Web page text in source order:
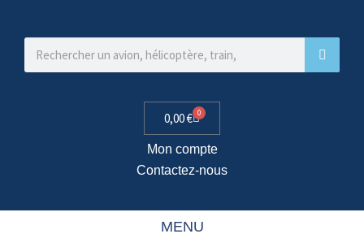
0,00€ 0
Mon compte
Contactez-nous
MENU